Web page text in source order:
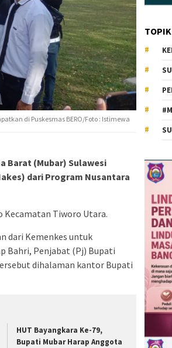
di Puskesmas BERO/Foto : Istimewa
Barat (Mubar) Sulawesi
dari Program Nusantara
Kecamatan Tiworo Utara.
dari Kemenkes untuk
Bahri, Penjabat (Pj) Bupati
dihalaman kantor Bupati
HUT Bayangkara Ke-79,
Bupati Mubar Harap Anggota